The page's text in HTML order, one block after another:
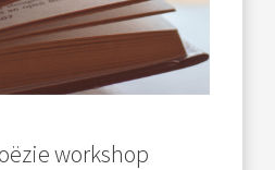
workshop